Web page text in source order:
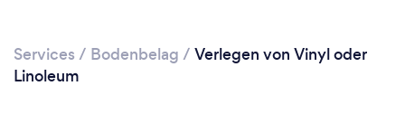
Services / Bodenbelag / Verlegen von Vinyl oder
Linoleum